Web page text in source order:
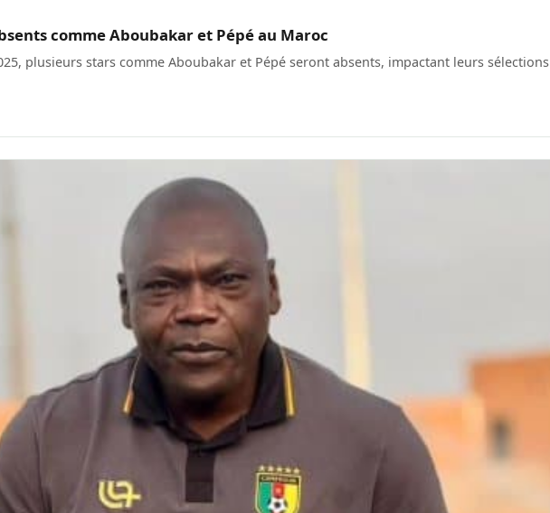
comme Aboubakar et Pépé au Maroc
plusieurs stars comme Aboubakar et Pépé seront absents, impactant leurs sélections